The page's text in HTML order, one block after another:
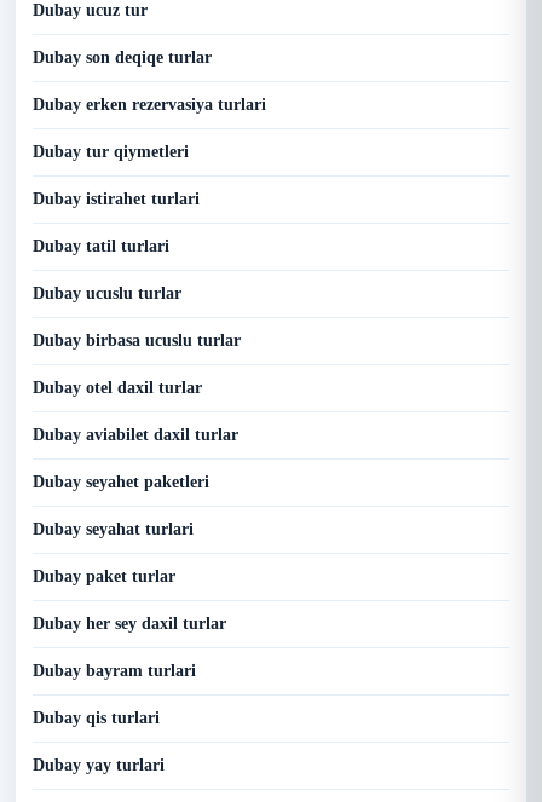
Dubay ucuz tur
Dubay son deqiqe turlar
Dubay erken rezervasiya turlari
Dubay tur qiymetleri
Dubay istirahet turlari
Dubay tatil turlari
Dubay ucuslu turlar
Dubay birbasa ucuslu turlar
Dubay otel daxil turlar
Dubay aviabilet daxil turlar
Dubay seyahet paketleri
Dubay seyahat turlari
Dubay paket turlar
Dubay her sey daxil turlar
Dubay bayram turlari
Dubay qis turlari
Dubay yay turlari